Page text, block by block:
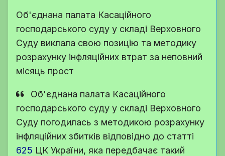
Об'єднана палата Касаційного
господарського суду у складі Верховного
Суду виклала свою позицію та методику
розрахунку інфляційних втрат за неповний
місяць прост
Об'єднана палата Касаційного
господарського суду у складі Верховного
Суду погодилась з методикою розрахунку
інфляційних збитків відповідно до статті
625 ЦК України, яка передбачає такий